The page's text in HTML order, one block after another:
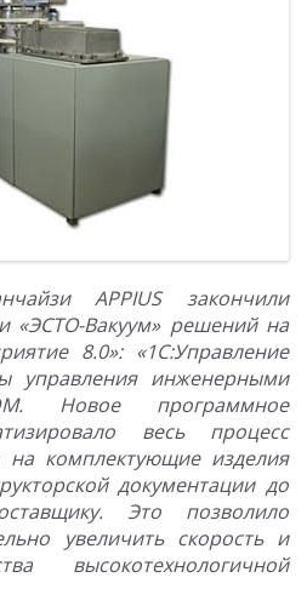
APPIUS закончили
«ЭСТО-Вакуум» решений на
8.0»: «1С:Управление
управления инженерными
Новое программное
весь процесс
на комплектующие изделия
документации до
Это позволило
увеличить скорость и
высокотехнологичной